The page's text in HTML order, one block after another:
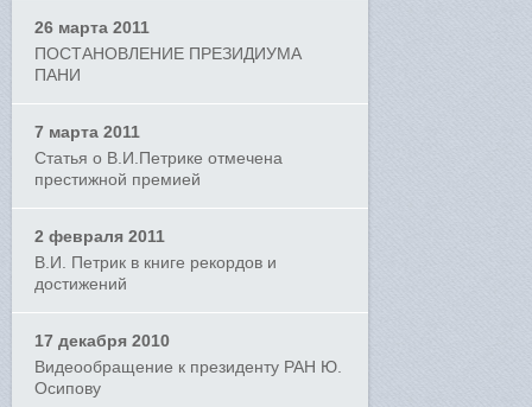
26 марта 2011
ПОСТАНОВЛЕНИЕ ПРЕЗИДИУМА
ПАНИ
7 марта 2011
Статья о В.И.Петрике отмечена
престижной премией
2 февраля 2011
В.И. Петрик в книге рекордов и
достижений
17 декабря 2010
Видеообращение к президенту РАН Ю.
Осипову